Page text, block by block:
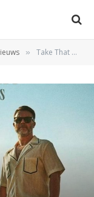
» Take That brengt nieuwe single ‘Windows’ uit